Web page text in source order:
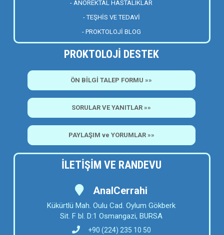
- ANOREKTAL HASTALIKLAR
- TEŞHİS VE TEDAVİ
- PROKTOLOJİ BLOG
PROKTOLOJİ DESTEK
ÖN BİLGİ TALEP FORMU »»
SORULAR VE YANITLAR »»
PAYLAŞIM ve YORUMLAR »»
İLETİŞİM VE RANDEVU
AnalCerrahi
Kükürtlü Mah. Oulu Cad. Oylum Gökberk
Sit. F bl. D:1 Osmangazi, BURSA
+90 (224) 235 10 50